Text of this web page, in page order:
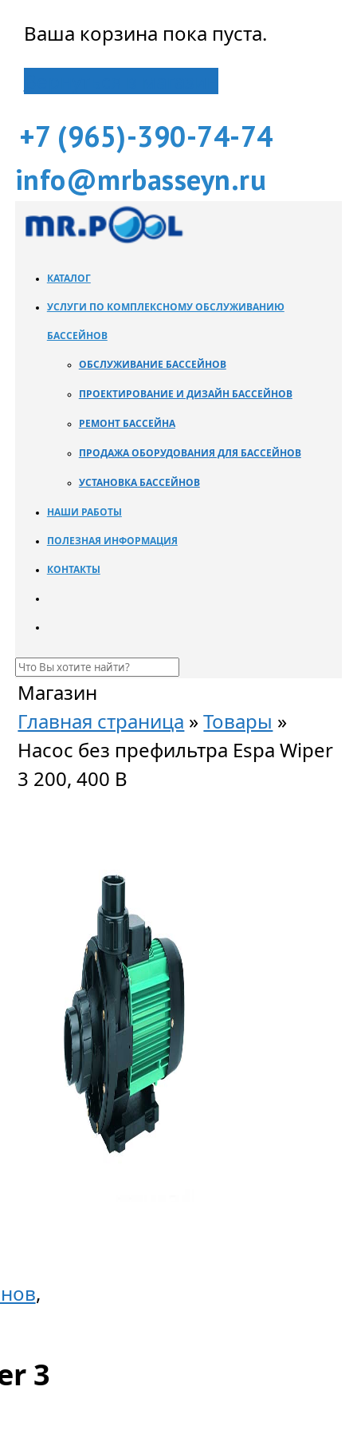
Ваша корзина пока пуста.
+7 (965)-390-74-74
info@mrbasseyn.ru
КАТАЛОГ
УСЛУГИ ПО КОМПЛЕКСНОМУ ОБСЛУЖИВАНИЮ
БАССЕЙНОВ
ОБСЛУЖИВАНИЕ БАССЕЙНОВ
ПРОЕКТИРОВАНИЕ И ДИЗАЙН БАССЕЙНОВ
РЕМОНТ БАССЕЙНА
ПРОДАЖА ОБОРУДОВАНИЯ ДЛЯ БАССЕЙНОВ
УСТАНОВКА БАССЕЙНОВ
НАШИ РАБОТЫ
ПОЛЕЗНАЯ ИНФОРМАЦИЯ
КОНТАКТЫ
Магазин
Главная страница »Товары »
Насос без префильтра Espa Wiper
3 200, 400 В
,
3